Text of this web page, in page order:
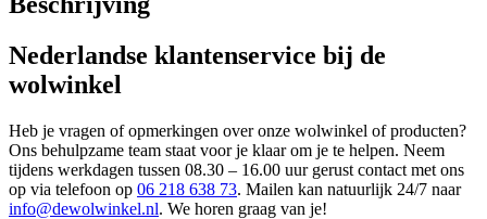
Nederlandse klantenservice bij de
wolwinkel
Heb je vragen of opmerkingen over onze wolwinkel of producten?
Ons behulpzame team staat voor je klaar om je te helpen. Neem
tijdens werkdagen tussen 08.30 – 16.00 uur gerust contact met ons
op via telefoon op 06 218 638 73. Mailen kan natuurlijk 24/7 naar
info@dewolwinkel.nl. We horen graag van je!